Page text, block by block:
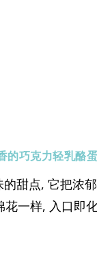
的巧克力轻乳酪
甜点, 它把浓
一样, 入口即